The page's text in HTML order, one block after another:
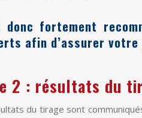
fortement
afin d’assurer
2 : résultats du
du tirage sont